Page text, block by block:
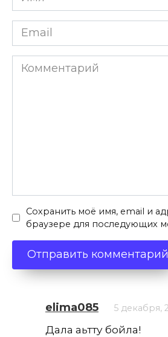
*
Email
*
Комментарий
Сохранить моё имя, email и
браузере для последующих
elima085 5 декабря,
Дала аьтту бойла!